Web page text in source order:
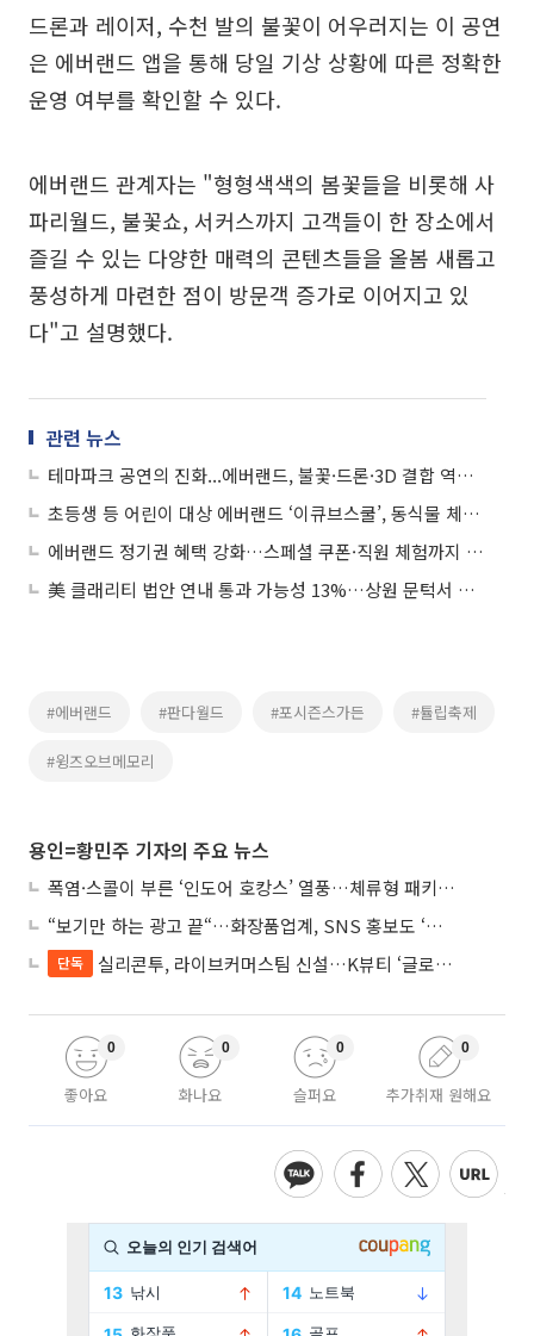
드론과 레이저, 수천 발의 불꽃이 어우러지는 이 공연
은 에버랜드 앱을 통해 당일 기상 상황에 따른 정확한
운영 여부를 확인할 수 있다.
에버랜드 관계자는 "형형색색의 봄꽃들을 비롯해 사
파리월드, 불꽃쇼, 서커스까지 고객들이 한 장소에서
즐길 수 있는 다양한 매력의 콘텐츠들을 올봄 새롭고
풍성하게 마련한 점이 방문객 증가로 이어지고 있
다"고 설명했다.
관련 뉴스
테마파크 공연의 진화...에버랜드, 불꽃·드론·3D 결합 역대급 업그레이드
초등생 등 어린이 대상 에버랜드 ‘이큐브스쿨’, 동식물 체험 교육 확대
에버랜드 정기권 혜택 강화…스페셜 쿠폰·직원 체험까지 지원
美 클래리티 법안 연내 통과 가능성 13%…상원 문턱서 제동
#에버랜드 #판다월드 #포시즌스가든 #튤립축제
#윙즈오브메모리
용인=황민주 기자의 주요 뉴스
폭염·스콜이 부른 ‘인도어 호캉스’ 열풍…체류형 패키지 뜬다
“보기만 하는 광고 끝“…화장품업계, SNS 홍보도 ‘참여형 콘텐츠’로 변모
단독 실리콘투, 라이브커머스팀 신설…K뷰티 ‘글로벌 판매망’ 확대
좋아요
0
화나요
0
슬퍼요
0
추가취재 원해요
0